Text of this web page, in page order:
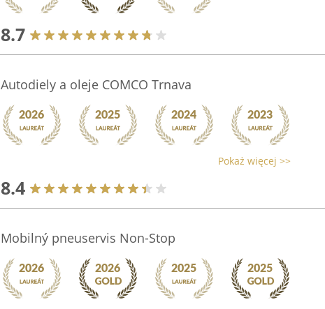
8.7
Autodiely a oleje COMCO Trnava
Pokaż więcej >>
8.4
Mobilný pneuservis Non-Stop